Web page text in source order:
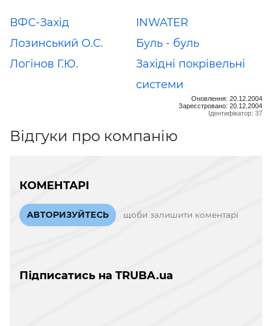
ВФС-Захід
INWATER
Лозинський О.С.
Буль - буль
Логінов Г.Ю.
Західні покрівельні
системи
Оновлення: 20.12.2004
Зареєстровано: 20.12.2004
Ідентифікатор: 37
Відгуки про компанію
КОМЕНТАРІ
АВТОРИЗУЙТЕСЬ щоби залишити коментарі
Підписатись на TRUBA.ua